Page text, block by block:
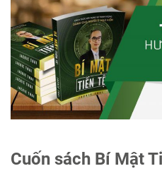
Cuốn sách Bí Mật